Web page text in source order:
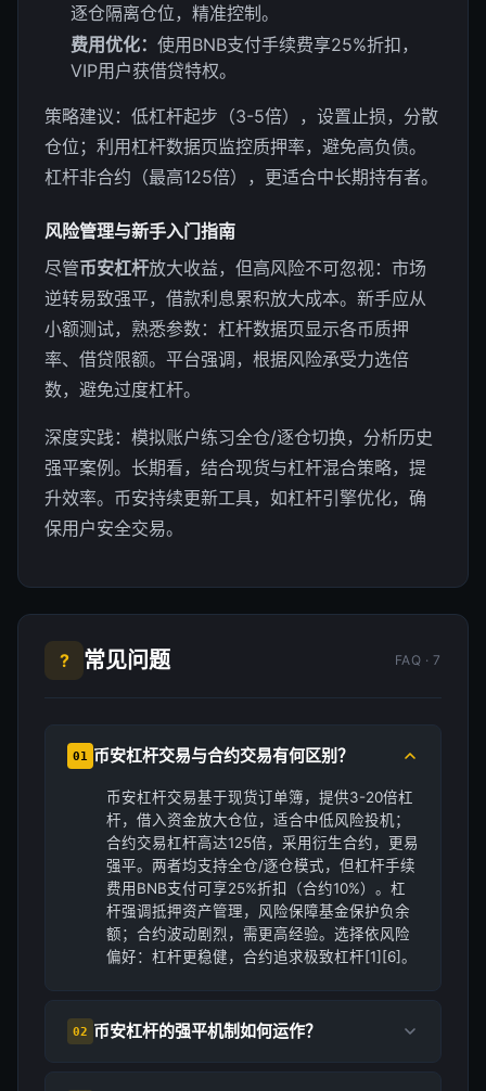
逐仓隔离仓位，精准控制。
费用优化： 使用BNB支付手续费享25%折扣，
VIP用户获借贷特权。
策略建议：低杠杆起步（3-5倍），设置止损，分散
仓位；利用杠杆数据页监控质押率，避免高负债。
杠杆非合约（最高125倍），更适合中长期持有者。
风险管理与新手入门指南
尽管币安杠杆放大收益，但高风险不可忽视：市场
逆转易致强平，借款利息累积放大成本。新手应从
小额测试，熟悉参数：杠杆数据页显示各币质押
率、借贷限额。平台强调，根据风险承受力选倍
数，避免过度杠杆。
深度实践：模拟账户练习全仓/逐仓切换，分析历史
强平案例。长期看，结合现货与杠杆混合策略，提
升效率。币安持续更新工具，如杠杆引擎优化，确
保用户安全交易。
? 常见问题 FAQ · 7
01 币安杠杆交易与合约交易有何区别？
币安杠杆交易基于现货订单簿，提供3-20倍杠
杆，借入资金放大仓位，适合中低风险投机；
合约交易杠杆高达125倍，采用衍生合约，更易
强平。两者均支持全仓/逐仓模式，但杠杆手续
费用BNB支付可享25%折扣（合约10%）。杠
杆强调抵押资产管理，风险保障基金保护负余
额；合约波动剧烈，需更高经验。选择依风险
偏好：杠杆更稳健，合约追求极致杠杆[1][6]。
02 币安杠杆的强平机制如何运作？